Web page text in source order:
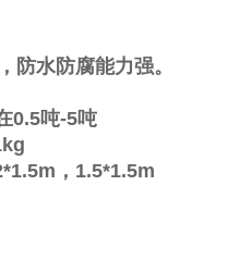
，防水防腐能力强。
0.5吨-5吨
， 1.5*1.5m